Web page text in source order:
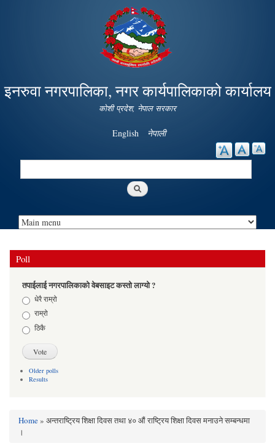
Skip to
main
content
इनरुवा नगरपालिका, नगर कार्यपालिकाको कार्यालय
कोशी प्रदेश, नेपाल सरकार
English नेपाली
Search
Poll
तपाईलाई नगरपालिकाको वेबसाइट कस्तो लाग्यो ?
Choicesधेरै राम्रो
राम्रो
ठिकै
Older polls
Results
You are here
Home» अन्तराष्ट्रिय शिक्षा दिवस तथा ४० औं राष्ट्रिय शिक्षा दिवस मनाउने सम्बन्धमा
।